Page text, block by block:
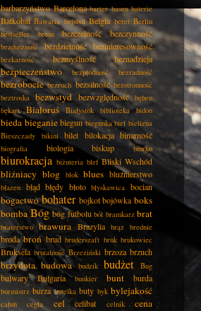
barbarzyństwo Barcelona barter basen baterie
Batkobal Bawaria bejsbol Belgia beret Berlin
bestseller
beton bezczelność bezczynność
bezduszność bezdzietność bezinteresowność
bezkarność bezmyślność beznadzieja
bezpieczeństwo bezpłodność bezradność
bezrobocie bezruch bezsilność bezstronność
beztroska bezwstyd bezwzględność bęben
bękart
Białoruś Białystok biblioteka bidon
bieda bieganie biegun biegunka biel bielizna
Bieszczady
bikini bilet bilokacja binarność
biografia biologia biskup biurko
biurokracja biżuteria blef Bliski Wschód
bliźniacy blog blok blues bluźnierstwo
błazen błąd błędy błoto błyskawica bocian
bogactwo bohater bojkot bojówka boks
bomba Bóg bóg futbolu ból bramkarz brat
braterstwo brawura Brazylia brąz brednie
broda broń brud bruderszaft bruk brukowiec
Bruksela brutalność Brzeziński brzoza brzuch
brzydota budowa budzik budżet Bug
bulwary Bułgaria bunkier bunt burda
burmistrz burza butelka buty byk bylejakość
całun cegła cel celibat celnik cena